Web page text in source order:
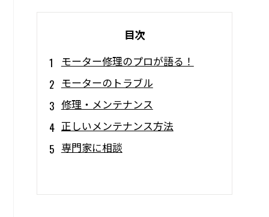
目次
モーター修理のプロが語る！
モーターのトラブル
修理・メンテナンス
正しいメンテナンス方法
専門家に相談